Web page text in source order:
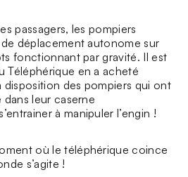
passagers, les pompiers
déplacement autonome sur
fonctionnant par gravité. Il est
Téléphérique en a acheté
disposition des pompiers qui ont
leur caserne
à manipuler l’engin !
où le téléphérique coince
s’agite !